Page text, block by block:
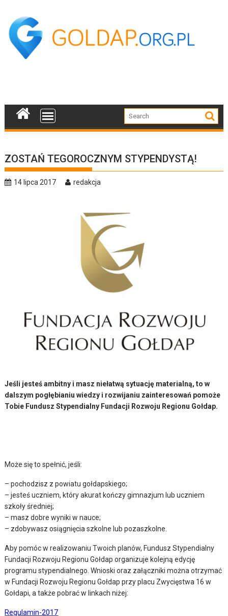
content
ZOSTAŃ TEGOROCZNYM STYPENDYSTĄ!
14 lipca 2017 redakcja
Jeśli jesteś ambitny i masz niełatwą sytuację materialną, to w
dalszym pogłębianiu wiedzy i rozwijaniu zainteresowań pomoże
Tobie Fundusz Stypendialny Fundacji Rozwoju Regionu Gołdap.
Może się to spełnić, jeśli:
– pochodzisz z powiatu gołdapskiego;
– jesteś uczniem, który akurat kończy gimnazjum lub uczniem
szkoły średniej;
– masz dobre wyniki w nauce;
– zdobywasz osiągnięcia szkolne lub pozaszkolne.
Aby pomóc w realizowaniu Twoich planów, Fundusz Stypendialny
Fundacji Rozwoju Regionu Gołdap organizuje kolejną edycję
programu stypendialnego. Wnioski oraz załączniki można otrzymać
w Fundacji Rozwoju Regionu Gołdap przy placu Zwycięstwa 16 w
Gołdapi, a także pobrać w linkach niżej:
Regulamin-2017